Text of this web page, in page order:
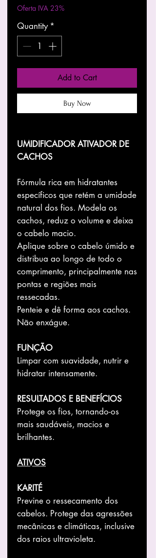
Oferta IVA 23%
Quantity *
Add to Cart
Buy Now
UMIDIFICADOR ATIVADOR DE
CACHOS
Fórmula rica em hidratantes
específicos que retém a umidade
natural dos fios. Modela os
cachos, reduz o volume e deixa
o cabelo macio.
Aplique sobre o cabelo úmido e
distribua ao longo de todo o
comprimento, principalmente nas
pontas e regiões mais
ressecadas.
Penteie e dê forma aos cachos.
Não enxágue.
FUNÇÃO
Limpar com suavidade, nutrir e
hidratar intensamente.
RESULTADOS E BENEFÍCIOS
Protege os fios, tornando-os
mais saudáveis, macios e
brilhantes.
ATIVOS
KARITÉ
Previne o ressecamento dos
cabelos. Protege das agressões
mecânicas e climáticas, inclusive
dos raios ultravioleta.